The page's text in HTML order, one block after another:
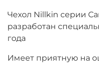
Чехол Nillkin серии
разработан
года
Имеет приятную на